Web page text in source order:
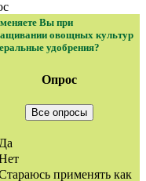
Вы при
овощных культур
удобрения?
Опрос
Все опросы
Да
применять как